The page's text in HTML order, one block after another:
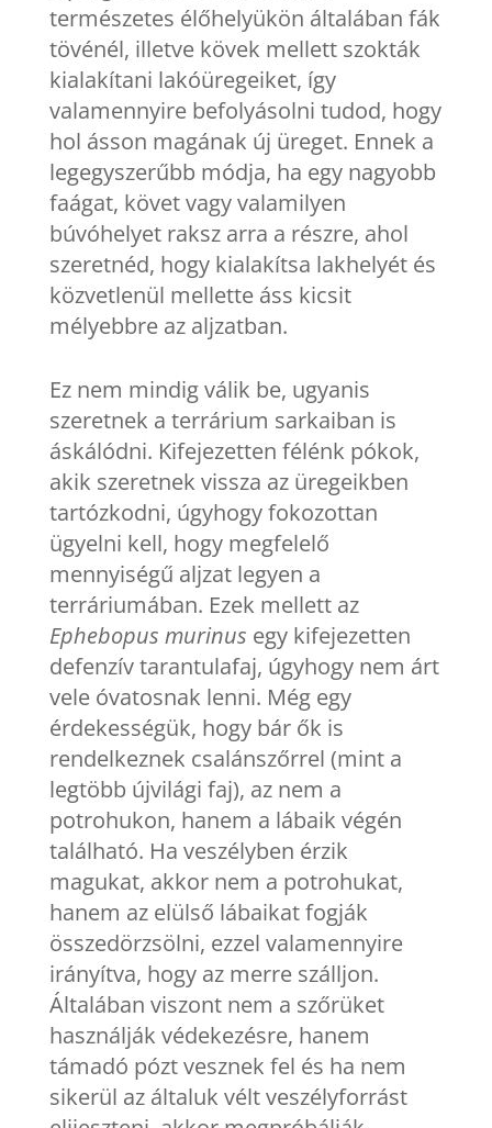
természetes élőhelyükön általában fák
tövénél, illetve kövek mellett szokták
kialakítani lakóüregeiket, így
valamennyire befolyásolni tudod, hogy
hol ásson magának új üreget. Ennek a
legegyszerűbb módja, ha egy nagyobb
faágat, követ vagy valamilyen
búvóhelyet raksz arra a részre, ahol
szeretnéd, hogy kialakítsa lakhelyét és
közvetlenül mellette áss kicsit
mélyebbre az aljzatban.
Ez nem mindig válik be, ugyanis
szeretnek a terrárium sarkaiban is
áskálódni. Kifejezetten félénk pókok,
akik szeretnek vissza az üregeikben
tartózkodni, úgyhogy fokozottan
ügyelni kell, hogy megfelelő
mennyiségű aljzat legyen a
terráriumában. Ezek mellett az
Ephebopus murinus egy kifejezetten
defenzív tarantulafaj, úgyhogy nem árt
vele óvatosnak lenni. Még egy
érdekességük, hogy bár ők is
rendelkeznek csalánszőrrel (mint a
legtöbb újvilági faj), az nem a
potrohukon, hanem a lábaik végén
található. Ha veszélyben érzik
magukat, akkor nem a potrohukat,
hanem az elülső lábaikat fogják
összedörzsölni, ezzel valamennyire
irányítva, hogy az merre szálljon.
Általában viszont nem a szőrüket
használják védekezésre, hanem
támadó pózt vesznek fel és ha nem
sikerül az általuk vélt veszélyforrást